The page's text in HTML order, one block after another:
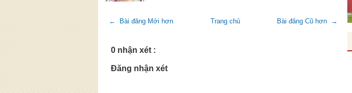
← Bài đăng Mới hơn Bài đăng Cũ hơn →
Trang chủ
0 nhận xét :
Đăng nhận xét